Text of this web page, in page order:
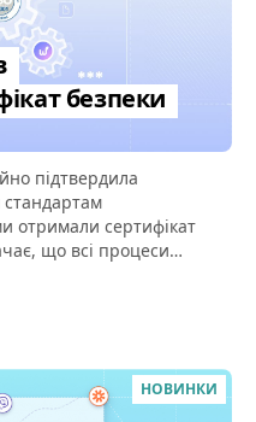
безпеки
підтвердила
стандартам
отримали сертифікат
що всі процеси
НОВИНКИ